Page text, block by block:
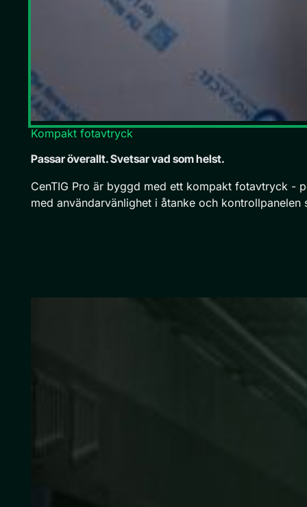
Kompakt fotavtryck
Passar överallt. Svetsar vad som helst.
CenTIG Pro är byggd med ett kompakt fotavtryck -
med användarvänlighet i åtanke och